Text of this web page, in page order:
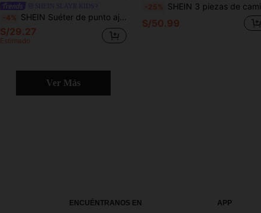
-4% SHEIN Suéter de punto ajustado de manga larga con cuello redondo de unicolor para uso diario casual de niña preadolescente
S/29.27
Estimado
-25% SHEIN 3 piezas de camisetas casuales de unicolor con cuello alto y ribete de lechuga para niña preadolescente, camisetas lindas de unicolor para niña preadolescente, camisetas de manga larga para niña, camisas para niña, camisas de unicolor para niña
S/50.99
Ver Más
ENCUÉNTRANOS EN APP